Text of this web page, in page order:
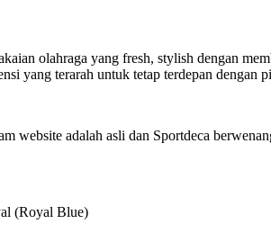
olahraga yang fresh, stylish dengan
yang terarah untuk tetap terdepan dengan
website adalah asli dan Sportdeca
(Royal Blue)